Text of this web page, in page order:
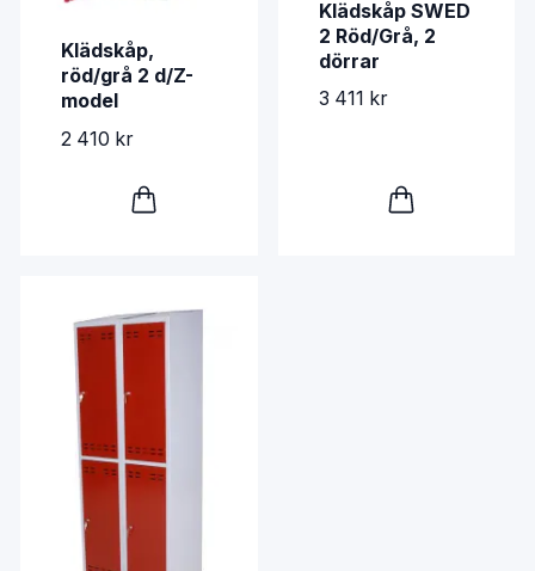
Klädskåp,
röd/grå 2 d/Z-
model
2 410 kr
Klädskåp SWED
2 Röd/Grå, 2
dörrar
3 411 kr